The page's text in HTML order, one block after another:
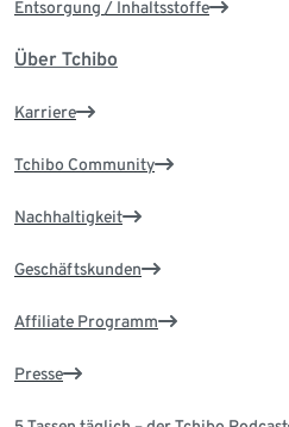
Entsorgung / Inhaltsstoffe
Über Tchibo
Karriere
Tchibo Community
Nachhaltigkeit
Geschäftskunden
Affiliate Programm
Presse